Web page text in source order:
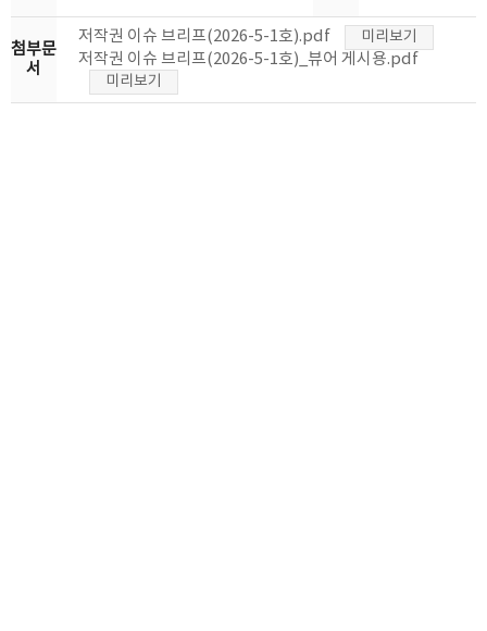
첨부문
서
저작권 이슈 브리프(2026-5-1호).pdf 미리보기
저작권 이슈 브리프(2026-5-1호)_뷰어 게시용.pdf
미리보기